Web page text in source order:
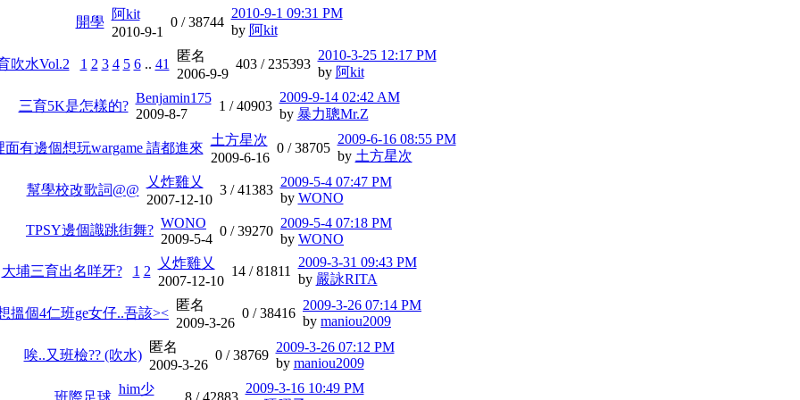
開學
阿kit
2010-9-1
0 /38744
2010-9-1 09:31 PM
by 阿kit
吹水Vol.2 1 2 3 4 5 6.. 41
匿名
2006-9-9
403 / 235393
2010-3-25 12:17 PM
by 阿kit
三育5K是怎樣的?
Benjamin175
2009-8-7
1 /40903
2009-9-14 02:42 AM
by 暴力聰Mr.Z
面有邊個想玩wargame 請都進來
土方星次
2009-6-16
0 /38705
2009-6-16 08:55 PM
by 土方星次
幫學校改歌詞@@
乂炸雞乂
2007-12-10
3 /41383
2009-5-4 07:47 PM
by WONO
TPSY邊個識跳街舞? WONO
2009-5-4
0 /39270
2009-5-4 07:18 PM
by WONO
大埔三育出名咩牙? 1 2
乂炸雞乂
2007-12-10
14 /81811
2009-3-31 09:43 PM
by 嚴詠RITA
搵個4仁班ge女仔..吾該><
匿名
2009-3-26
0 /38416
2009-3-26 07:14 PM
by maniou2009
唉..又班檢?? (吹水)
匿名
2009-3-26
0 /38769
2009-3-26 07:12 PM
by maniou2009
班際足球
him少
8 /42883
2009-3-16 10:49 PM